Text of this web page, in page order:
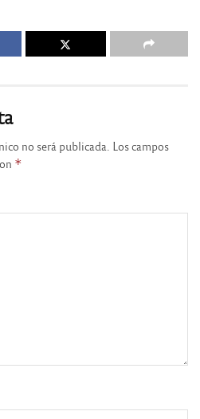
no será publicada. Los campos
*